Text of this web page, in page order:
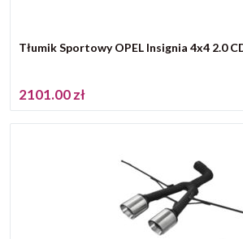
Tłumik Sportowy OPEL Insignia 4x4 2.0
2101.00 zł